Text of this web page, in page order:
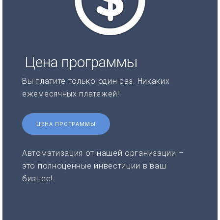
Цена программы
Вы платите только один раз. Никаких
ежемесячных платежей!
ЦЕНА ПРОГРАММЫ
Автоматизация от нашей организации –
это полноценные инвестиции в ваш
бизнес!